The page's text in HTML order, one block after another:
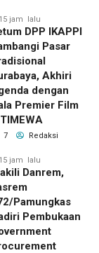
15 jam lalu
DPP IKAPPI
Pasar
Akhiri
dengan
Premier Film
7 Redaksi
15 jam lalu
Danrem,
Pamungkas
Pembukaan